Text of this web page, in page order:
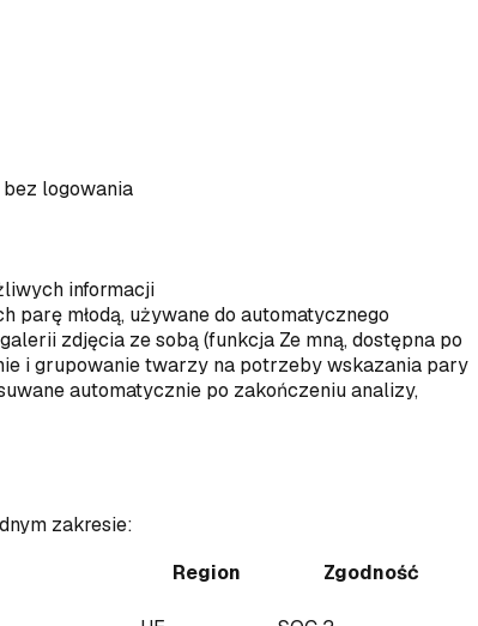
logowania
informacji
młodą, używane do automatycznego
zdjęcia ze sobą (funkcja Ze mną, dostępna po
i grupowanie twarzy na potrzeby wskazania pary
automatycznie po zakończeniu analizy,
zakresie:
Region
Zgodność